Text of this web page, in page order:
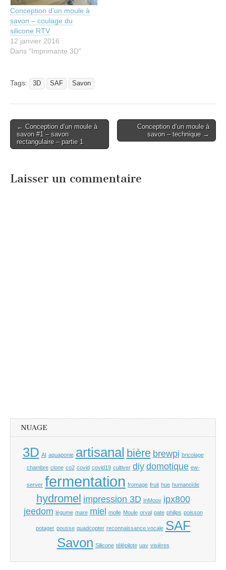
Conception d’un moule à
savon – coulage du
silicone RTV
12 janvier 2016
Dans "Imprimante 3D"
Tags: 3D SAF Savon
Post
navigation
← Conception d’un moule à
savon #1 – savon
rectangulaire – partie 1
Conception d’un moule à
savon – technique →
Laisser un commentaire
NUAGE
3D AI aquaponie artisanal bière brewpi bricolage
chambre clone co2 covid covid19 cultiver diy domotique ew-
server fermentation fromage fruit hue humanoïde
hydromel impression 3D InMoov ipx800
jeedom légume mare miel molle Moule orval pate philips poisson
potager pousse quadcopter reconnaissance vocale SAF
Savon Silicone télépilote uav visières